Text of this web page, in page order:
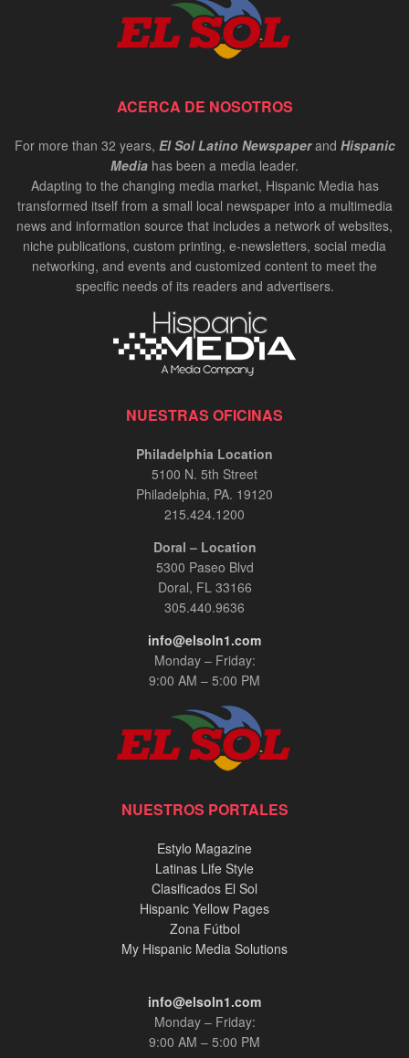
ACERCA DE NOSOTROS
For more than 32 years, El Sol Latino Newspaperand Hispanic
Media has been a media leader.
Adapting to the changing media market, Hispanic Media has
transformed itself from a small local newspaper into a multimedia
news and information source that includes a network of websites,
niche publications, custom printing, e-newsletters, social media
networking, and events and customized content to meet the
specific needs of its readers and advertisers.
NUESTRAS OFICINAS
Philadelphia Location
5100 N. 5th Street
Philadelphia, PA. 19120
215.424.1200
Doral – Location
5300 Paseo Blvd
Doral, FL 33166
305.440.9636
info@elsoln1.com
Monday – Friday:
9:00 AM – 5:00 PM
NUESTROS PORTALES
Estylo Magazine
Latinas Life Style
Clasificados El Sol
Hispanic Yellow Pages
Zona Fútbol
My Hispanic Media Solutions
info@elsoln1.com
Monday – Friday:
9:00 AM – 5:00 PM